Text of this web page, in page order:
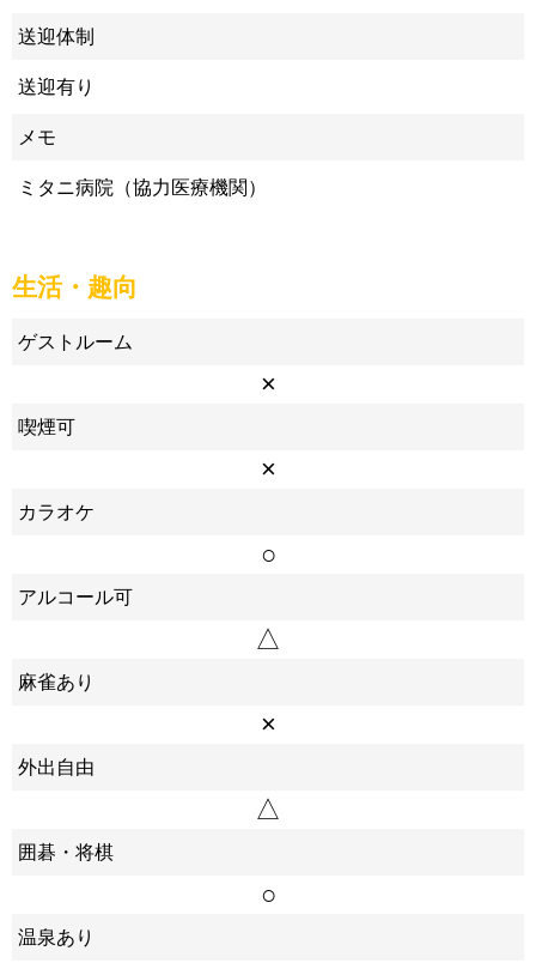
送迎体制
送迎有り
メモ
ミタニ病院（協力医療機関）
生活・趣向
ゲストルーム
×
喫煙可
×
カラオケ
○
アルコール可
△
麻雀あり
×
外出自由
△
囲碁・将棋
○
温泉あり